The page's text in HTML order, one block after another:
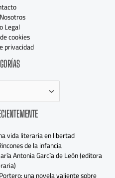
Legal
cookies
privacidad
vida literaria en libertad
de la infancia
Antonia García de León (editora